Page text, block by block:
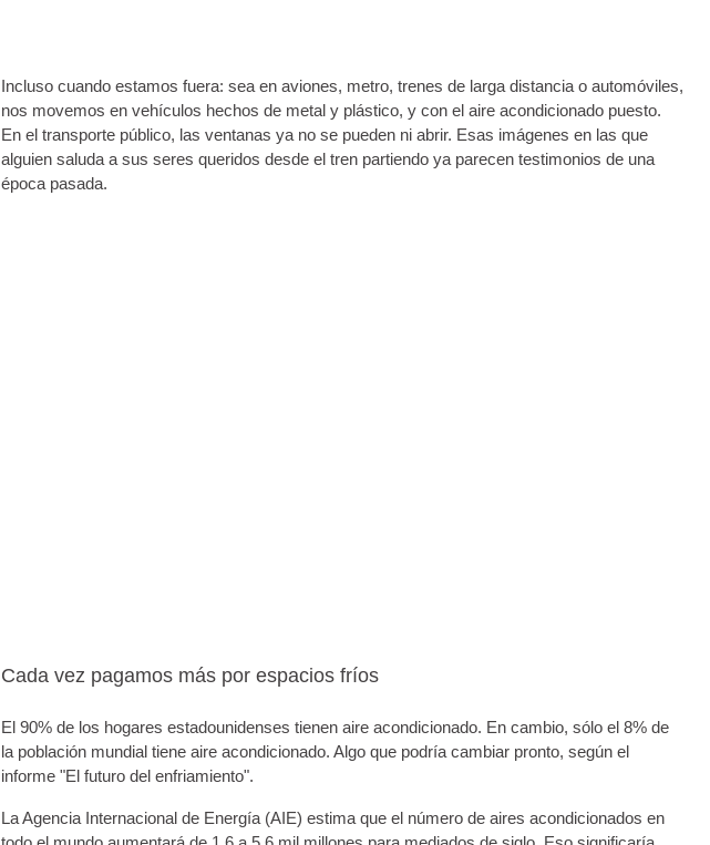
Incluso cuando estamos fuera: sea en aviones, metro, trenes de larga distancia o automóviles,
nos movemos en vehículos hechos de metal y plástico, y con el aire acondicionado puesto.
En el transporte público, las ventanas ya no se pueden ni abrir. Esas imágenes en las que
alguien saluda a sus seres queridos desde el tren partiendo ya parecen testimonios de una
época pasada.
Cada vez pagamos más por espacios fríos
El 90% de los hogares estadounidenses tienen aire acondicionado. En cambio, sólo el 8% de
la población mundial tiene aire acondicionado. Algo que podría cambiar pronto, según el
informe "El futuro del enfriamiento".
La Agencia Internacional de Energía (AIE) estima que el número de aires acondicionados en